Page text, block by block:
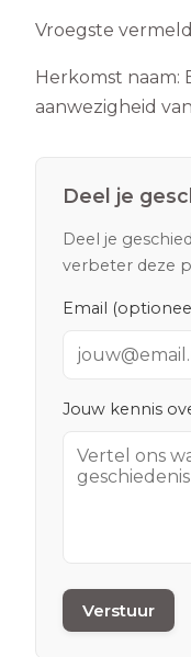
Vroegste
Herkomst naam:
aanwezigheid
Deel je
Deel je
verbeter deze
Email
Jouw kennis
Verstuur